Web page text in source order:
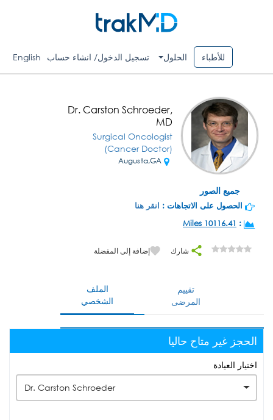
للأطباء الحلول تسجيل الدخول/ انشاء حساب English
جميع الصور
Dr. Carston Schroeder,
MD
Surgical Oncologist
(Cancer Doctor)
الحصول على الاتجاهات : انقر هنا
:
10116.41 Miles
شارك إضافة إلى المفضلة
الملف
الشخصي
تقييم
المرضى
الحجز غير متاح حاليا
اختيار العيادة
Dr. Carston Schroeder